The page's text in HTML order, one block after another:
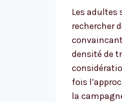
Les adultes
rechercher
densité de
fois
la